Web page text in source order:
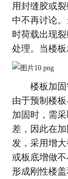
用封缝胶或
中不再讨论
时荷载出现
处理。当楼板
楼板加固需
由于预制楼
加固时，需
差，因此在
发，采用增
或板底增做
形成刚性楼